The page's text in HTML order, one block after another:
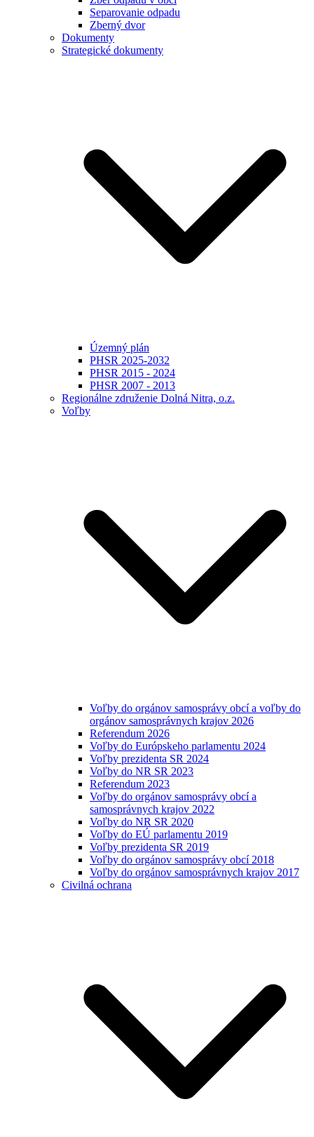
Separovanie odpadu
Zberný dvor
Dokumenty
Strategické dokumenty
Územný plán
PHSR 2025-2032
PHSR 2015 - 2024
PHSR 2007 - 2013
Regionálne združenie Dolná Nitra, o.z.
Voľby
Voľby do orgánov samosprávy obcí a voľby do
orgánov samosprávnych krajov 2026
Referendum 2026
Voľby do Európskeho parlamentu 2024
Voľby prezidenta SR 2024
Voľby do NR SR 2023
Referendum 2023
Voľby do orgánov samosprávy obcí a
samosprávnych krajov 2022
Voľby do NR SR 2020
Voľby do EÚ parlamentu 2019
Voľby prezidenta SR 2019
Voľby do orgánov samosprávy obcí 2018
Voľby do orgánov samosprávnych krajov 2017
Civilná ochrana